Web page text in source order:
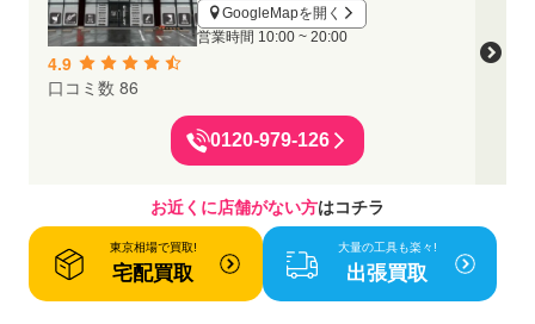
GoogleMapを開く
営業時間 10:00 ~ 20:00
4.9
口コミ数 86
0120-979-126
お近くに店舗がない方はコチラ
東京相場で買取!
宅配買取
大量の工具も楽々!
出張買取